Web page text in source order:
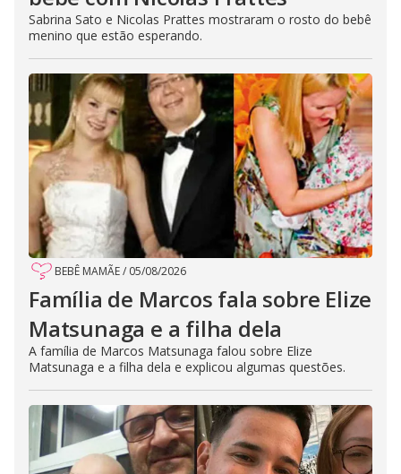
Sabrina Sato e Nicolas Prattes mostraram o rosto do bebê
menino que estão esperando.
BEBÊ MAMÃE/ 05/08/2026
Família de Marcos fala sobre Elize
Matsunaga e a filha dela
A família de Marcos Matsunaga falou sobre Elize
Matsunaga e a filha dela e explicou algumas questões.